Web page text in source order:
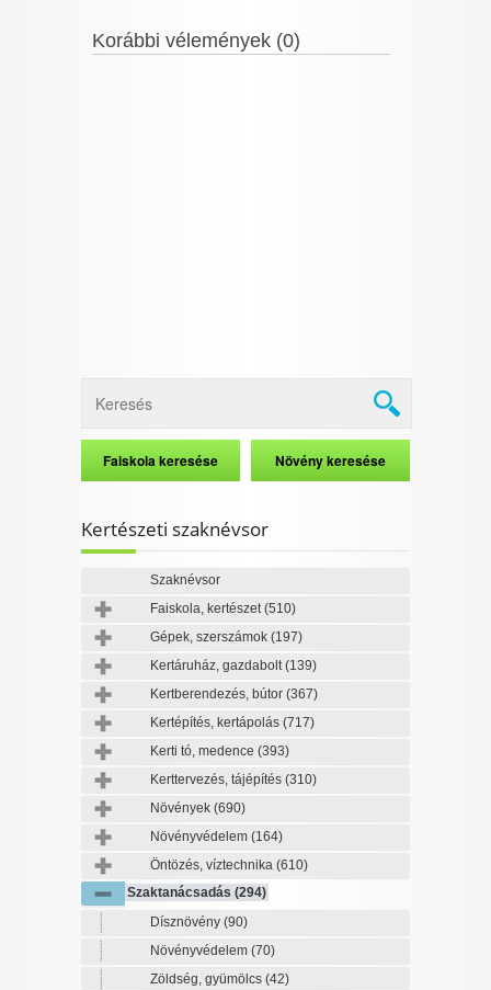
Korábbi vélemények (0)
Kertészeti szaknévsor
Szaknévsor
Faiskola, kertészet(510)
Gépek, szerszámok (197)
Kertáruház, gazdabolt(139)
Kertberendezés, bútor (367)
Kertépítés, kertápolás (717)
Kerti tó, medence (393)
Kerttervezés, tájépítés (310)
Növények (690)
Növényvédelem (164)
Öntözés, víztechnika (610)
Szaktanácsadás (294)
Dísznövény (90)
Növényvédelem (70)
Zöldség, gyümölcs (42)